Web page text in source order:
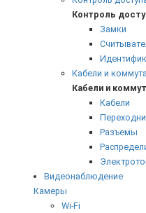
Контроль
Замки
Кабели и
Кабели и
Кабели
Разъемы
Видеонаблюдение
Камеры
Wi-Fi